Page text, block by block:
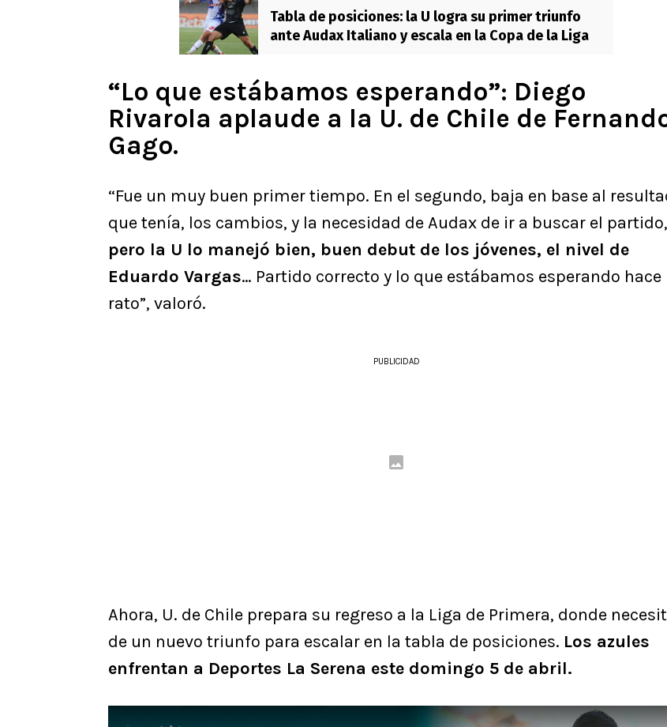
Tabla de posiciones: la U logra su primer triunfo
ante Audax Italiano y escala en la Copa de la Liga
“Lo que estábamos esperando”: Diego
Rivarola aplaude a la U. de Chile de
Gago.
“Fue un muy buen primer tiempo. En el segundo, baja en base al
que tenía, los cambios, y la necesidad de Audax de ir a buscar el partido,
pero la U lo manejó bien, buen debut de los jóvenes, el nivel de
Eduardo Vargas… Partido correcto y lo que estábamos esperando hace
rato”, valoró.
PUBLICIDAD
Ahora, U. de Chile prepara su regreso a la Liga de Primera, donde
de un nuevo triunfo para escalar en la tabla de posiciones. Los azules
enfrentan a Deportes La Serena este domingo 5 de abril.